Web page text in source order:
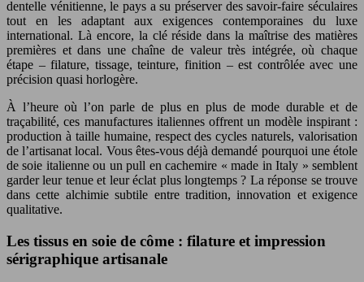
dentelle vénitienne, le pays a su préserver des savoir-faire séculaires
tout en les adaptant aux exigences contemporaines du luxe
international. Là encore, la clé réside dans la maîtrise des matières
premières et dans une chaîne de valeur très intégrée, où chaque
étape – filature, tissage, teinture, finition – est contrôlée avec une
précision quasi horlogère.
À l’heure où l’on parle de plus en plus de mode durable et de
traçabilité, ces manufactures italiennes offrent un modèle inspirant :
production à taille humaine, respect des cycles naturels, valorisation
de l’artisanat local. Vous êtes-vous déjà demandé pourquoi une étole
de soie italienne ou un pull en cachemire « made in Italy » semblent
garder leur tenue et leur éclat plus longtemps ? La réponse se trouve
dans cette alchimie subtile entre tradition, innovation et exigence
qualitative.
Les tissus en soie de côme : filature et impression
sérigraphique artisanale